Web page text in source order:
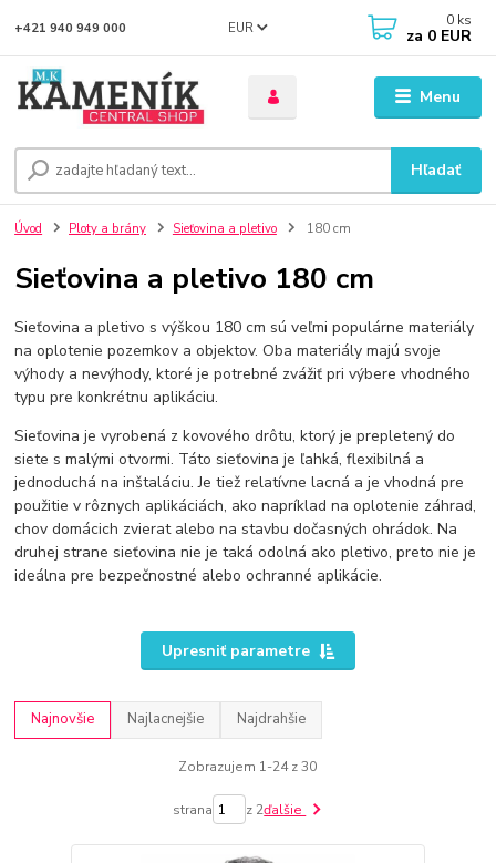
Menu
EUR
Hľadať
+421 940 949 000 0 ks
za 0 EUR
Úvod Ploty a brány Sieťovina a pletivo 180 cm
Sieťovina a pletivo 180 cm
Sieťovina a pletivo s výškou 180 cm sú veľmi populárne materiály
na oplotenie pozemkov a objektov. Oba materiály majú svoje
výhody a nevýhody, ktoré je potrebné zvážiť pri výbere vhodného
typu pre konkrétnu aplikáciu.
Sieťovina je vyrobená z kovového drôtu, ktorý je prepletený do
siete s malými otvormi. Táto sieťovina je ľahká, flexibilná a
jednoduchá na inštaláciu. Je tiež relatívne lacná a je vhodná pre
použitie v rôznych aplikáciách, ako napríklad na oplotenie záhrad,
chov domácich zvierat alebo na stavbu dočasných ohrádok. Na
druhej strane sieťovina nie je taká odolná ako pletivo, preto nie je
ideálna pre bezpečnostné alebo ochranné aplikácie.
Upresniť parametre
Najnovšie Najlacnejšie Najdrahšie
Zobrazujem 1-24 z 30
strana z 2ďalšie